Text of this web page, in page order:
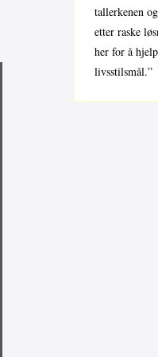
tallerkenen
etter raske
her for å
livsstilsmål.”